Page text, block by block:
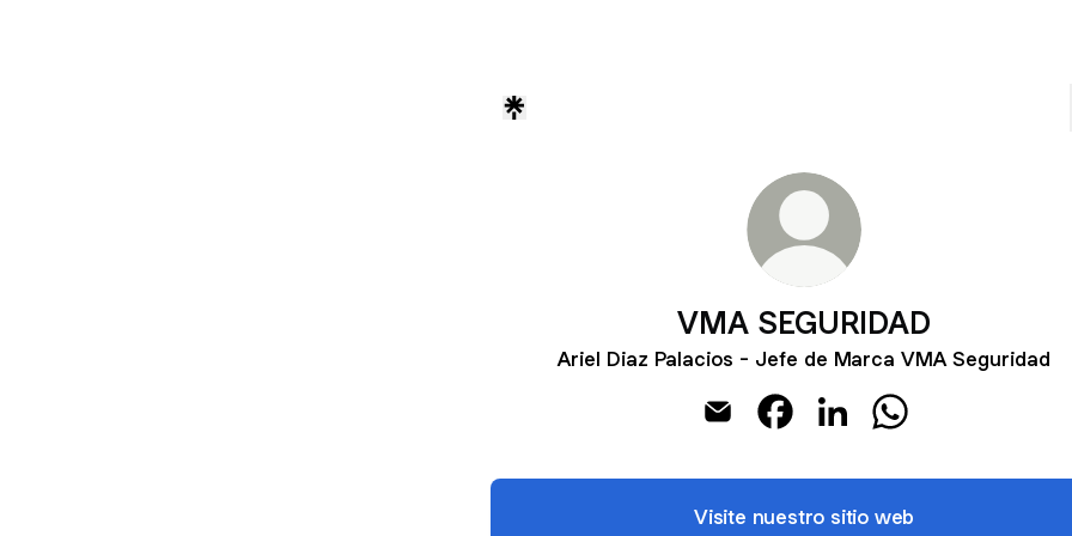
VMA SEGURIDAD
Ariel Diaz Palacios - Jefe de Marca VMA Seguridad
Visite nuestro sitio web